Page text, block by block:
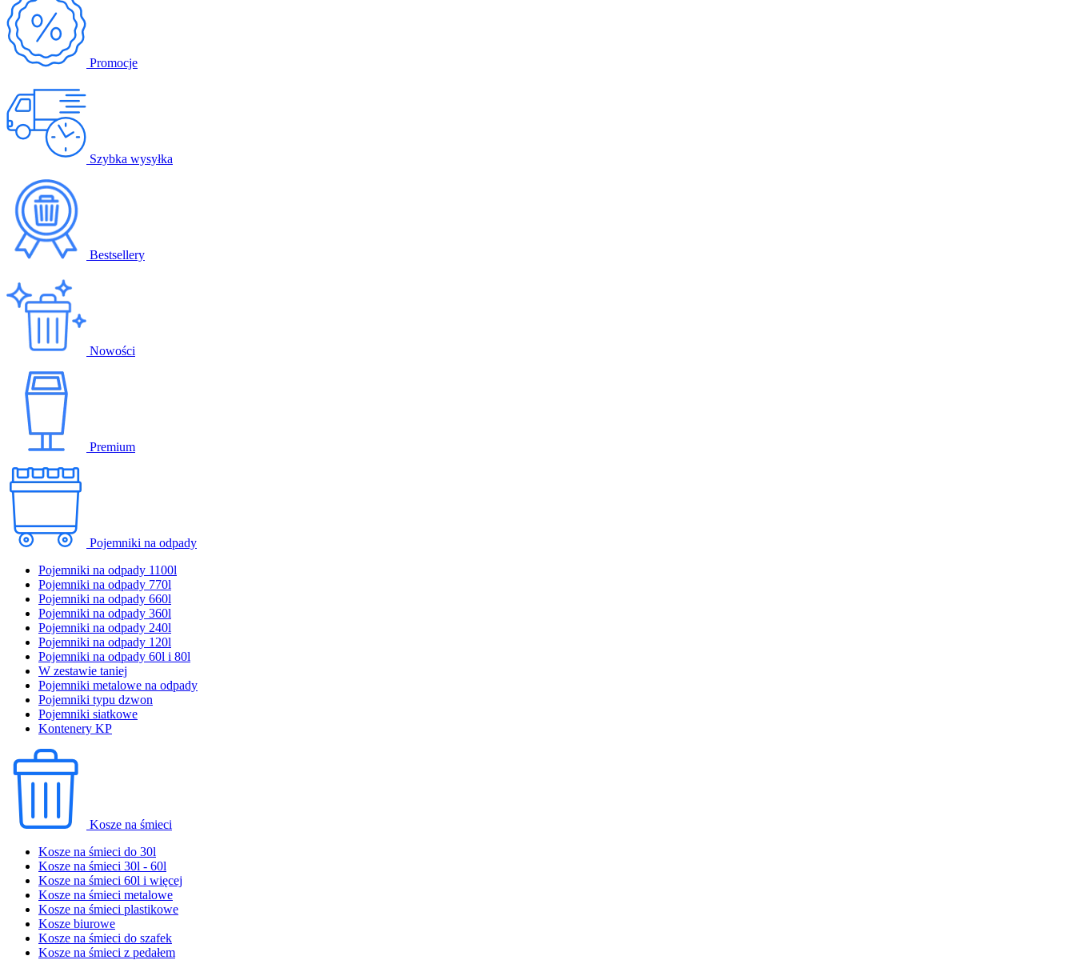
Promocje
Szybka wysyłka
Bestsellery
Nowości
Premium
Pojemniki na odpady
Pojemniki na odpady 1100l
Pojemniki na odpady 770l
Pojemniki na odpady 660l
Pojemniki na odpady 360l
Pojemniki na odpady 240l
Pojemniki na odpady 120l
Pojemniki na odpady 60l i 80l
W zestawie taniej
Pojemniki metalowe na odpady
Pojemniki typu dzwon
Pojemniki siatkowe
Kontenery KP
Kosze na śmieci
Kosze na śmieci do 30l
Kosze na śmieci 30l - 60l
Kosze na śmieci 60l i więcej
Kosze na śmieci metalowe
Kosze na śmieci plastikowe
Kosze biurowe
Kosze na śmieci do szafek
Kosze na śmieci z pedałem